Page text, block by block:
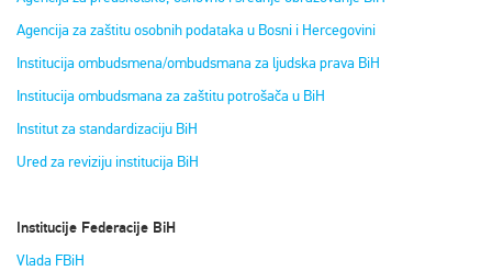
Agencija za zaštitu osobnih podataka u Bosni i Hercegovini
Institucija ombudsmena/ombudsmana za ljudska prava BiH
Institucija ombudsmana za zaštitu potrošača u BiH
Institut za standardizaciju BiH
Ured za reviziju institucija BiH
Institucije Federacije BiH
Vlada FBiH